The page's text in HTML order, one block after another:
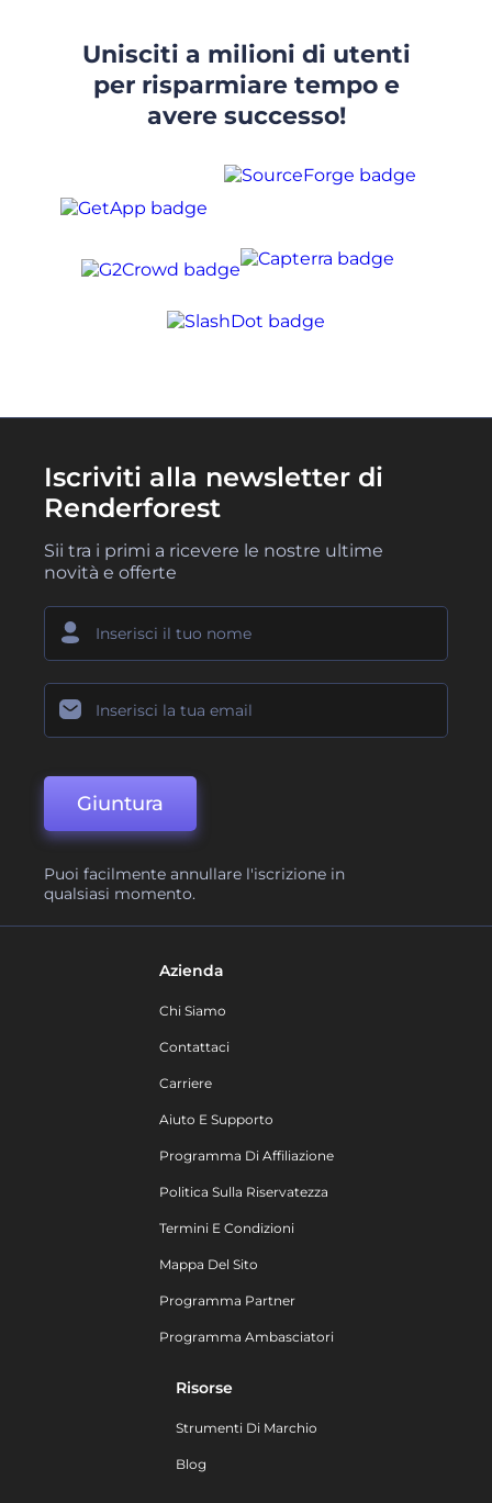
Unisciti a milioni di utenti
per risparmiare tempo e
avere successo!
Iscriviti alla newsletter di
Renderforest
Sii tra i primi a ricevere le nostre ultime
novità e offerte
Giuntura
Puoi facilmente annullare l'iscrizione in
qualsiasi momento.
Azienda
Chi Siamo
Contattaci
Carriere
Aiuto E Supporto
Programma Di Affiliazione
Politica Sulla Riservatezza
Termini E Condizioni
Mappa Del Sito
Programma Partner
Programma Ambasciatori
Risorse
Strumenti Di Marchio
Blog